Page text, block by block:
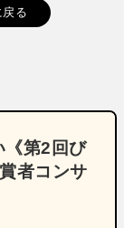
る
第2回び
者コンサ